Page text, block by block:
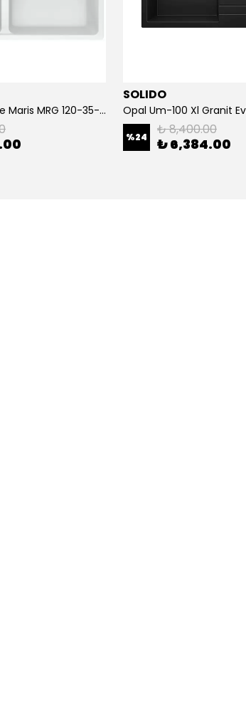
125.0686.735-Franke Maris MRG 120-35-35 Bianco Granit Eviye
SOLIDO
%24 ₺ 8,400.00
₺ 6,384.00